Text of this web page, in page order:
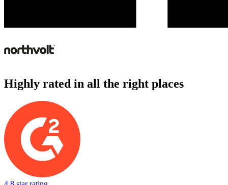
Highly rated in all the right places